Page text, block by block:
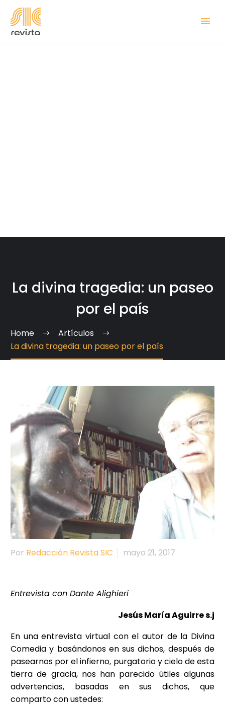
La divina tragedia: un paseo
por el país
Home
Artículos
La divina tragedia: un paseo por el país
Por Redacción Revista SIC mayo 21, 2017
Entrevista con Dante Alighieri
Jesús María Aguirre s.j
En una entrevista virtual con el autor de la Divina
Comedia y basándonos en sus dichos, después de
pasearnos por el infierno, purgatorio y cielo de esta
tierra de gracia, nos han parecido útiles algunas
advertencias, basadas en sus dichos, que
comparto con ustedes: